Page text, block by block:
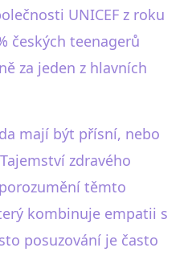
UNICEF z roku
českých teenagerů
za jeden z hlavních
mají být přísní, nebo
zdravého
těmto
kombinuje empatii s
posuzování je často